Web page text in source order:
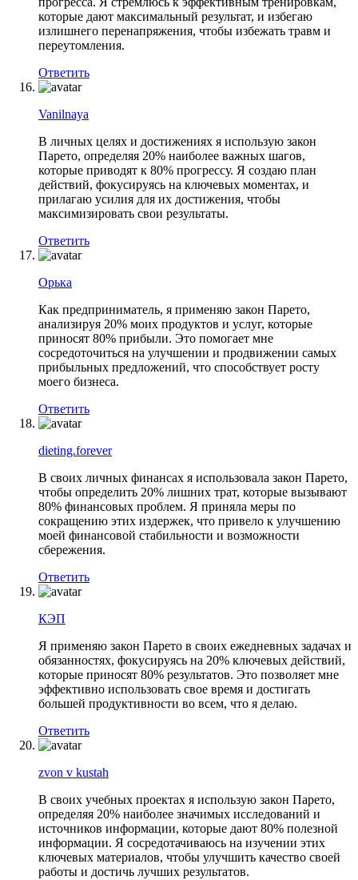
которые дают максимальный результат, и избегаю
излишнего перенапряжения, чтобы избежать травм и
переутомления.
Ответить
Vanilnaya
В личных целях и достижениях я использую закон
Парето, определяя 20% наиболее важных шагов,
которые приводят к 80% прогрессу. Я создаю план
действий, фокусируясь на ключевых моментах, и
прилагаю усилия для их достижения, чтобы
максимизировать свои результаты.
Ответить
Орька
Как предприниматель, я применяю закон Парето,
анализируя 20% моих продуктов и услуг, которые
приносят 80% прибыли. Это помогает мне
сосредоточиться на улучшении и продвижении самых
прибыльных предложений, что способствует росту
моего бизнеса.
Ответить
dieting.forever
В своих личных финансах я использовала закон Парето,
чтобы определить 20% лишних трат, которые вызывают
80% финансовых проблем. Я приняла меры по
сокращению этих издержек, что привело к улучшению
моей финансовой стабильности и возможности
сбережения.
Ответить
КЭП
Я применяю закон Парето в своих ежедневных задачах и
обязанностях, фокусируясь на 20% ключевых действий,
которые приносят 80% результатов. Это позволяет мне
эффективно использовать свое время и достигать
большей продуктивности во всем, что я делаю.
Ответить
zvon v kustah
В своих учебных проектах я использую закон Парето,
определяя 20% наиболее значимых исследований и
источников информации, которые дают 80% полезной
информации. Я сосредотачиваюсь на изучении этих
ключевых материалов, чтобы улучшить качество своей
работы и достичь лучших результатов.